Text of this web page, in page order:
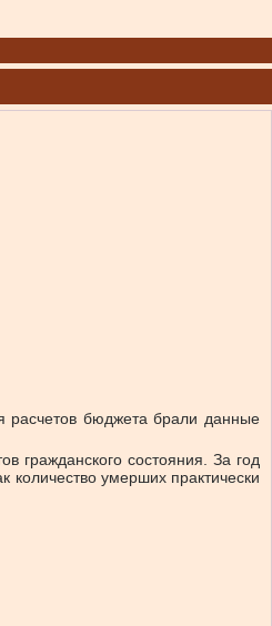
расчетов бюджета брали данные
гражданского состояния. За год
умерших практически